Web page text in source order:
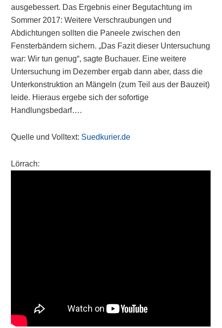
ausgebessert. Das Ergebnis einer Begutachtung im
Sommer 2017: Weitere Verschraubungen und
Abdichtungen sollten die Paneele zwischen den
Fensterbändern sichern. „Das Fazit dieser Untersuchung
war: Wir tun genug“, sagte Buchauer. Eine weitere
Untersuchung im Dezember ergab dann aber, dass die
Unterkonstruktion an Mängeln (zum Teil aus der Bauzeit)
leide. Hieraus ergebe sich der sofortige
Handlungsbedarf….
Quelle und Volltext: Suedkurier.de
Lörrach: